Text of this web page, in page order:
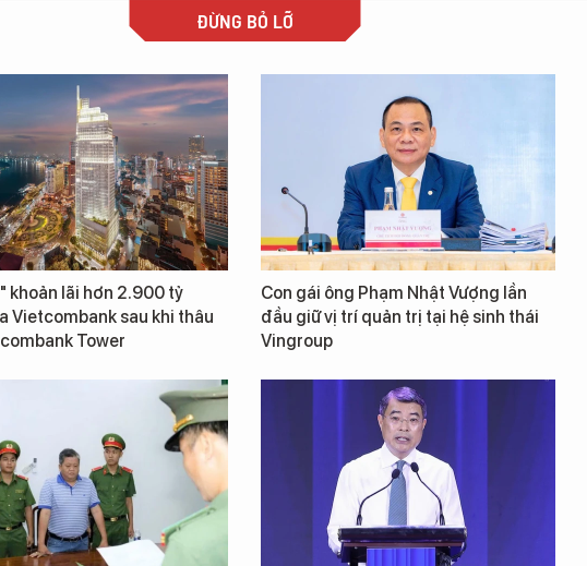
ĐỪNG BỎ LỠ
khoản lãi hơn 2.900 tỷ
Vietcombank sau khi thâu
Tower
Con gái ông Phạm Nhật Vượng lần
đầu giữ vị trí quản trị tại hệ sinh thái
Vingroup